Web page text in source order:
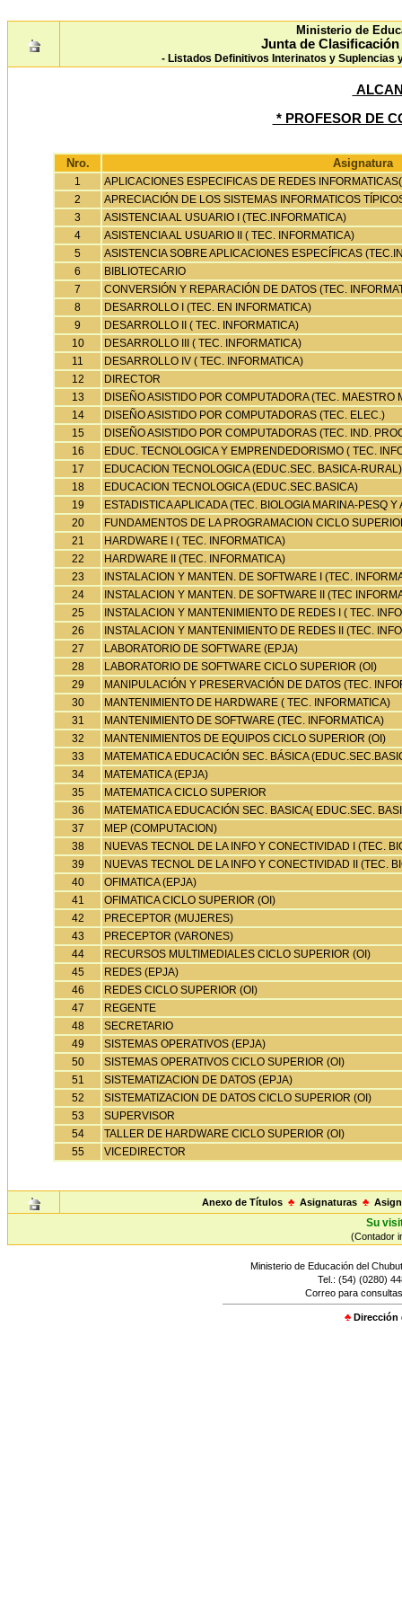
Ministerio de
Junta de
- Listados Definitivos Interinatos y Suplencias
* PROFESOR DE
Nro. Asignatura
1
APLICACIONES ESPECIFICAS DE REDES
2
APRECIACIÓN DE LOS SISTEMAS INFORMATICOS
3
ASISTENCIA AL USUARIO I (TEC.INFORMATICA)
4
ASISTENCIA AL USUARIO II ( TEC. INFORMATICA)
5
ASISTENCIA SOBRE APLICACIONES ESPECÍFICAS
6
BIBLIOTECARIO
7
CONVERSIÓN Y REPARACIÓN DE DATOS (TEC.
8
DESARROLLO I (TEC. EN INFORMATICA)
9
DESARROLLO II ( TEC. INFORMATICA)
10
DESARROLLO III ( TEC. INFORMATICA)
11
DESARROLLO IV ( TEC. INFORMATICA)
12
DIRECTOR
13
DISEÑO ASISTIDO POR COMPUTADORA (TEC. MAESTRO
14
DISEÑO ASISTIDO POR COMPUTADORAS (TEC. ELEC.)
15
DISEÑO ASISTIDO POR COMPUTADORAS (TEC. IND.
16
EDUC. TECNOLOGICA Y EMPRENDEDORISMO ( TEC.
17
EDUCACION TECNOLOGICA (EDUC.SEC. BASICA-RURAL)
18
EDUCACION TECNOLOGICA (EDUC.SEC.BASICA)
19
ESTADISTICA APLICADA (TEC. BIOLOGIA MARINA-PESQ Y
20
FUNDAMENTOS DE LA PROGRAMACION CICLO
21
HARDWARE I ( TEC. INFORMATICA)
22
HARDWARE II (TEC. INFORMATICA)
23
INSTALACION Y MANTEN. DE SOFTWARE I (TEC.
24
INSTALACION Y MANTEN. DE SOFTWARE II (TEC
25
INSTALACION Y MANTENIMIENTO DE REDES I ( TEC.
26
INSTALACION Y MANTENIMIENTO DE REDES II (TEC.
27
LABORATORIO DE SOFTWARE (EPJA)
28
LABORATORIO DE SOFTWARE CICLO SUPERIOR (OI)
29
MANIPULACIÓN Y PRESERVACIÓN DE DATOS (TEC.
30
MANTENIMIENTO DE HARDWARE ( TEC. INFORMATICA)
31
MANTENIMIENTO DE SOFTWARE (TEC. INFORMATICA)
32
MANTENIMIENTOS DE EQUIPOS CICLO SUPERIOR (OI)
33
MATEMATICA EDUCACIÓN SEC. BÁSICA
34
MATEMATICA (EPJA)
35
MATEMATICA CICLO SUPERIOR
36
MATEMATICA EDUCACIÓN SEC. BASICA( EDUC.SEC.
37
MEP (COMPUTACION)
38
NUEVAS TECNOL DE LA INFO Y CONECTIVIDAD I (TEC.
39
NUEVAS TECNOL DE LA INFO Y CONECTIVIDAD II (TEC.
40
OFIMATICA (EPJA)
41
OFIMATICA CICLO SUPERIOR (OI)
42
PRECEPTOR (MUJERES)
43
PRECEPTOR (VARONES)
44
RECURSOS MULTIMEDIALES CICLO SUPERIOR (OI)
45
REDES (EPJA)
46
REDES CICLO SUPERIOR (OI)
47
REGENTE
48
SECRETARIO
49
SISTEMAS OPERATIVOS (EPJA)
50
SISTEMAS OPERATIVOS CICLO SUPERIOR (OI)
51
SISTEMATIZACION DE DATOS (EPJA)
52
SISTEMATIZACION DE DATOS CICLO SUPERIOR (OI)
53
SUPERVISOR
54
TALLER DE HARDWARE CICLO SUPERIOR (OI)
55
VICEDIRECTOR
Anexo de Títulos ♣ Asignaturas ♣
Su
(Contador
Ministerio de Educación del
Tel.: (54) (0280)
Correo para
♣ Dirección